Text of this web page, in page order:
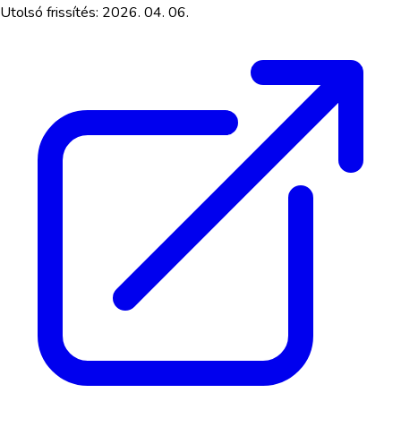
Utolsó frissítés: 2026. 04. 06.